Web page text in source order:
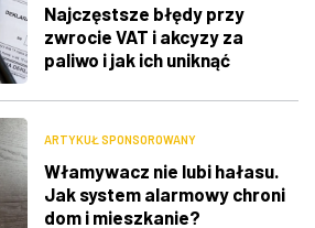
Najczęstsze błędy przy
zwrocie VAT i akcyzy za
paliwo i jak ich uniknąć
ARTYKUŁ SPONSOROWANY
Włamywacz nie lubi hałasu.
Jak system alarmowy chroni
dom i mieszkanie?